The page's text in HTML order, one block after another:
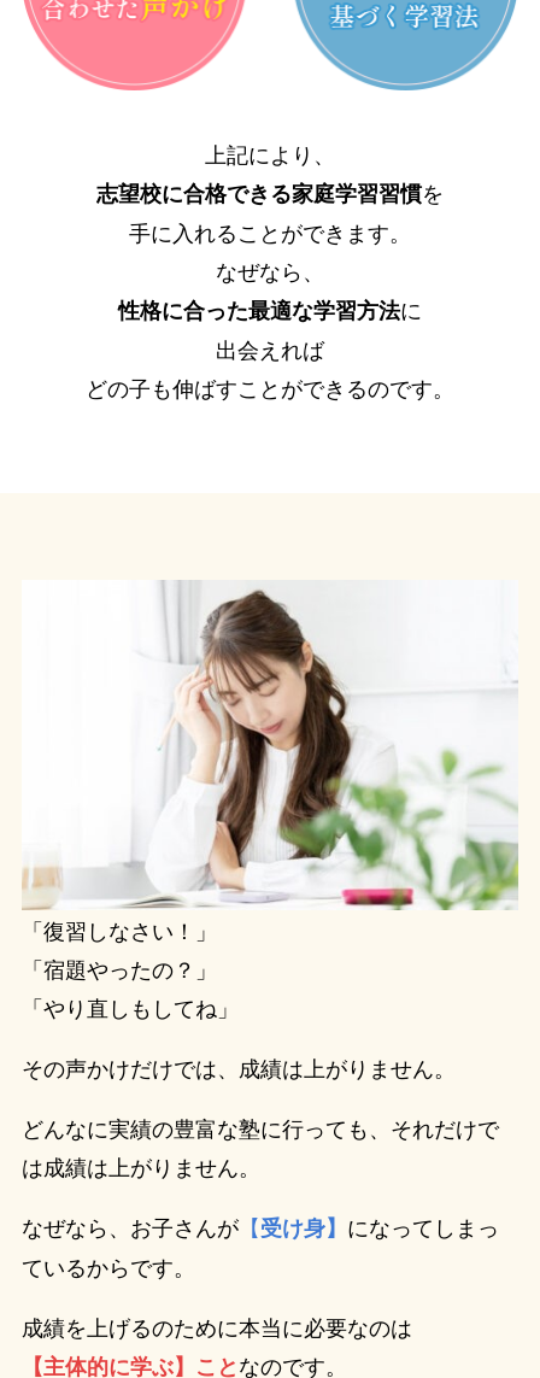
上記により、
志望校に合格できる家庭学習習慣を
手に入れることができます。
なぜなら、
性格に合った最適な学習方法に
出会えれば
どの子も伸ばすことができるのです。
「復習しなさい！」
「宿題やったの？」
「やり直しもしてね」
その声かけだけでは、成績は上がりません。
どんなに実績の豊富な塾に行っても、それだけで
は成績は上がりません。
なぜなら、お子さんが【受け身】 になってしまっ
ているからです。
成績を上げるのために本当に必要なのは
【主体的に学ぶ】ことなのです。